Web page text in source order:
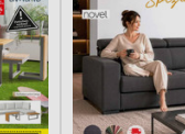
von Inhalten